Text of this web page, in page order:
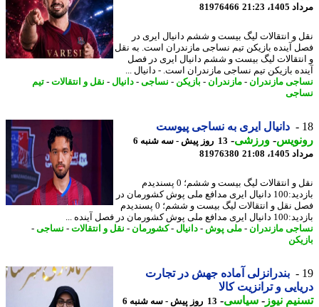
21:23
81976466
و انتقالات لیگ بیست و ششم دانیال ایری در
آینده بازیکن تیم نساجی مازندران است. به نقل
لیگ بیست و ششم دانیال ایری در فصل
بازیکن تیم نساجی مازندران است. - دانیال ...
مازندران- مازندران- بازیکن -نساجی-دانیال -نقل و انتقالات-تیم
دانیال ایری به نساجی پیوست
-ورزشی-
13 روز پیش - سه شنبه 6
21:08
81976380
نقل و انتقالات لیگ بیست و ششم؛ 0 پسندیدم
بازدید:100 دانیال ایری مدافع ملی پوش کشورمان در
فصل نقل و انتقالات لیگ بیست و ششم؛ 0 پسندیدم
پوش کشورمان در فصل آینده ...
مازندران- ملی پوش-دانیال -کشورمان -نقل و انتقالات-نساجی-
بندرانزلی آماده جهش در تجارت
و ترانزیت کالا
نیوز-سیاسی-
13 روز پیش - سه شنبه 6